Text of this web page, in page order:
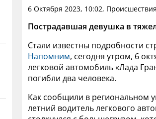
6 Октября 2023, 10:02, Происшествия
Пострадавшая девушка в
Стали известны подробности
Напомним, сегодня утром, 6
легковой автомобиль «Лада
погибли два человека.
Как сообщили в региональном
летний водитель легкового